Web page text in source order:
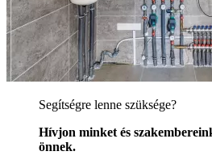
Segítségre lenne szüksége?
Hívjon minket és
önnek.